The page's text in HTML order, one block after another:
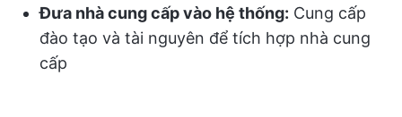
Đưa nhà cung cấp vào hệ thống: Cung cấp
đào tạo và tài nguyên để tích hợp nhà cung
cấp